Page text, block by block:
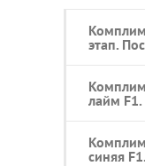
этап.
лайм F1.
синяя